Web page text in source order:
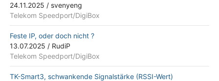
24.11.2025 / svenyeng
Telekom Speedport/DigiBox
Feste IP, oder doch nicht ?
13.07.2025 / RudiP
Telekom Speedport/DigiBox
TK-Smart3, schwankende Signalstärke (RSSI-Wert)